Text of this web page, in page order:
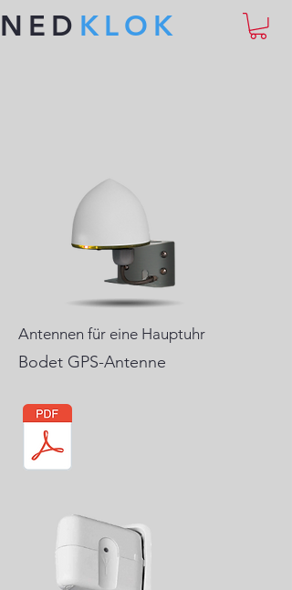
NED KLOK
Antennen für eine Hauptuhr
Bodet GPS-Antenne